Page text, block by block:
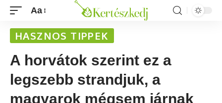
Aa
HASZNOS TIPPEK
A horvátok szerint ez a
legszebb strandjuk, a
magyarok mégsem járnak